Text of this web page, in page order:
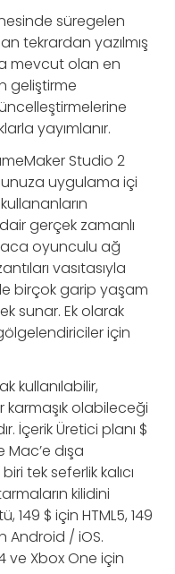
süregelen
tekrardan yazılmış
mevcut olan en
geliştirme
yayımlanır.
Studio 2
uygulama içi
gerçek zamanlı
oyunculu ağ
vasıtasıyla
birçok garip yaşam
sunar. Ek olarak
için
kullanılabilir,
karmaşık olabileceği
İçerik Üretici planı $
dışa
tek seferlik kalıcı
kilidini
149 $ için HTML5, 149
Android / iOS.
ve Xbox One için